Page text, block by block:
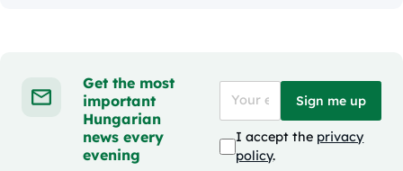
Get the most
important
Hungarian
news every
evening
Sign me up
I accept the privacy
policy.